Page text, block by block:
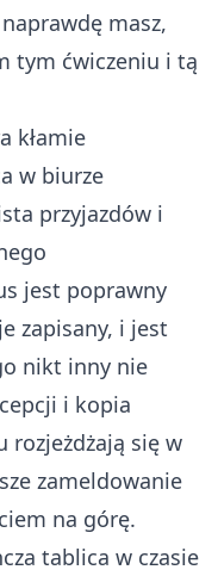
masz,
tym ćwiczeniu i tą
kłamie
w biurze
przyjazdów i
jest poprawny
zapisany, i jest
nikt inny nie
i kopia
rozjeżdżają się w
zameldowanie
na górę.
tablica w czasie